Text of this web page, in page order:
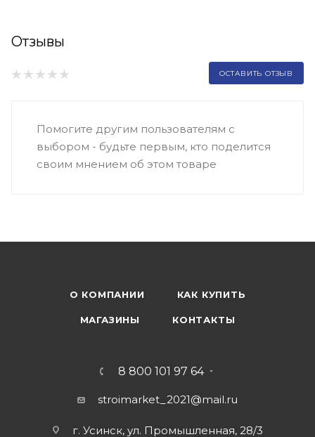
Отзывы
ОСТАВИТЬ ОТЗЫВ
Помогите другим пользователям с
выбором - будьте первым, кто поделится
своим мнением об этом товаре
О КОМПАНИИ КАК КУПИТЬ
МАГАЗИНЫ КОНТАКТЫ
8 800 101 97 64
stroimarket_2021@mail.ru
г. Усинск, ул. Промышленная, 28/3